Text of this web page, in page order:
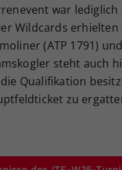
war lediglich
Wildcards erhielten
(ATP 1791)
steht auch
Qualifikation
zu